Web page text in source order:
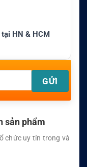
HN & HCM
sản phẩm
chức uy tín trong và